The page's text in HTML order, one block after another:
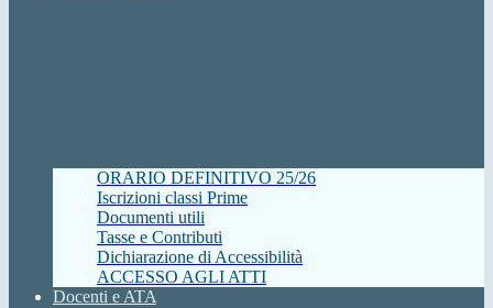
ORARIO DEFINITIVO 25/26
Iscrizioni classi Prime
Documenti utili
Tasse e Contributi
Dichiarazione di Accessibilità
ACCESSO AGLI ATTI
Docenti e ATA